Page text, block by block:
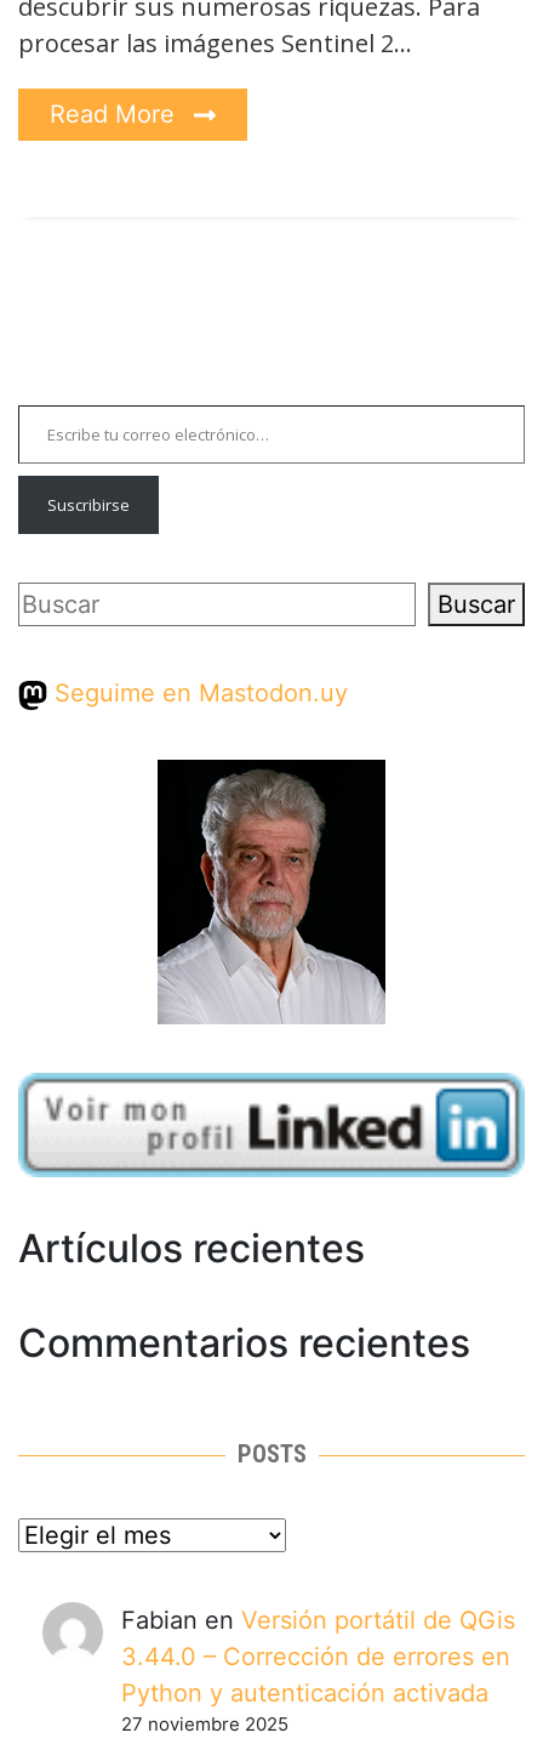
procesar las imágenes Sentinel 2…
Read More
Escribe tu correo electrónico…
Suscribirse
Buscar Buscar
Seguime en Mastodon.uy
Artículos recientes
Commentarios recientes
POSTS
posts
Fabian en Versión portátil de QGis
3.44.0 – Corrección de errores en
Python y autenticación activada
27 noviembre 2025